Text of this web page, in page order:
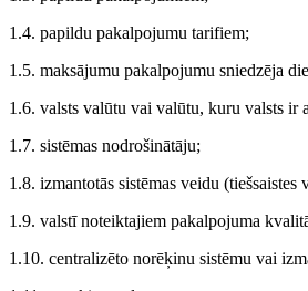
1.4. papildu pakalpojumu tarifiem;
1.5. maksājumu pakalpojumu sniedzēja
1.6. valsts valūtu vai valūtu, kuru valsts ir
1.7. sistēmas nodrošinātāju;
1.8. izmantotās sistēmas veidu (tiešsaistes
1.9. valstī noteiktajiem pakalpojuma
1.10. centralizēto norēķinu sistēmu vai